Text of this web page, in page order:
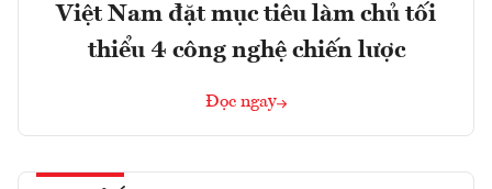
Việt Nam đặt mục tiêu làm chủ tối
thiểu 4 công nghệ chiến lược
Đọc ngay